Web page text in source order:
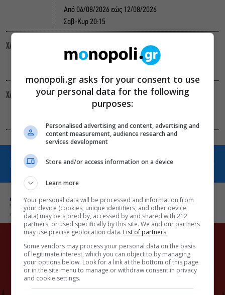
Από 06/08/2026 εώς 12/08/2026
Σαβ-Κυρ 20:15
ΧΑΛΑΝΔΡΙ
Από 06/08/2026 εώς 12/08/2026
ΧΑΛΑΝΔΡΙ ΑΙΓΛΗ – 4
Από 06/08/2026 εώς 12/08/2026
ΠΕΡΙΣΣΟΤΕΡΑ ΑΠΟ CINEMA
Σχετικά Θέματα
monopoli.gr asks for your consent to use
your personal data for the following
purposes:
Personalised advertising and content, advertising and
content measurement, audience research and
services development
Store and/or access information on a device
Learn more
Your personal data will be processed and information from
your device (cookies, unique identifiers, and other device
data) may be stored by, accessed by and shared with 212
partners, or used specifically by this site. We and our partners
may use precise geolocation data. List of partners.
Some vendors may process your personal data on the basis
of legitimate interest, which you can object to by managing
your options below. Look for a link at the bottom of this page
or in the site menu to manage or withdraw consent in privacy
and cookie settings.